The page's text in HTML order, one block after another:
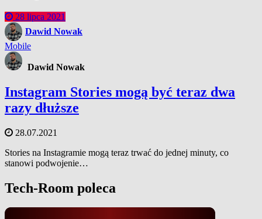
28 lipca 2021
Dawid Nowak
Mobile
Dawid Nowak
Instagram Stories mogą być teraz dwa
razy dłuższe
28.07.2021
Stories na Instagramie mogą teraz trwać do jednej minuty, co
stanowi podwojenie…
Tech-Room poleca